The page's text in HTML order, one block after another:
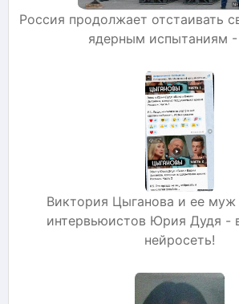
Россия продолжает отстаивать
ядерным испытаниям
Виктория Цыганова и ее
интервьюистов Юрия Дудя -
нейросеть!